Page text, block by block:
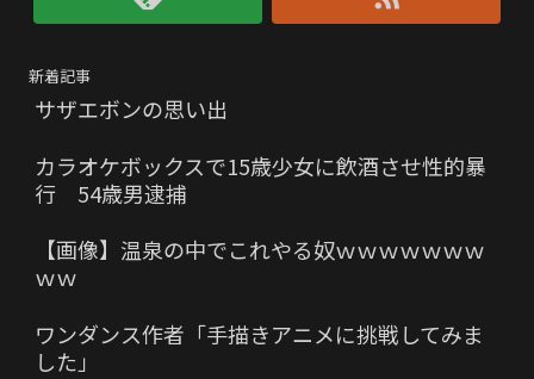
新着記事
サザエボンの思い出
カラオケボックスで15歳少女に飲酒させ性的暴
行 54歳男逮捕
【画像】温泉の中でこれやる奴ｗｗｗｗｗｗｗ
ｗｗ
ワンダンス作者「手描きアニメに挑戦してみま
した」